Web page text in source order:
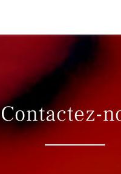
Contactez-